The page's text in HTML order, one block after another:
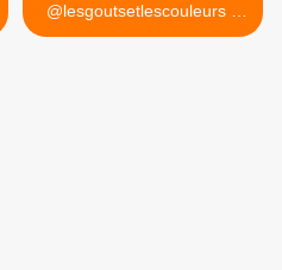
@lesgoutsetlescouleurs a
publié un article sur son